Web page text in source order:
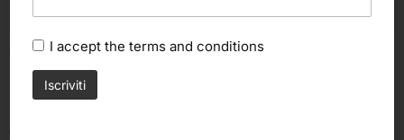
Aggiungi al carrello
Stampo in Silicone per Vasetto
Aggiungi al carrello
I accept the terms and conditions